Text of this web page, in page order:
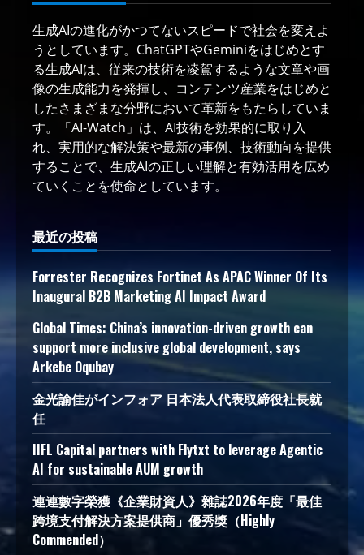
生成AIの進化がかつてないスピードで社会を変えよ
うとしています。ChatGPTやGeminiをはじめとす
る生成AIは、従来の技術を凌駕するような文章や画
像の生成能力を発揮し、コンテンツ産業をはじめと
したさまざまな分野において革新をもたらしていま
す。「AI-Watch」は、AI技術を効果的に取り入
れ、実用的な解決策や最新の事例、技術動向を提供
することで、生成AIの正しい理解と有効活用を広め
ていくことを使命としています。
最近の投稿
Forrester Recognizes Fortinet As APAC Winner Of Its
Inaugural B2B Marketing AI Impact Award
Global Times: China’s innovation-driven growth can
support more inclusive global development, says
Arkebe Oqubay
金光諭佳がインフォア 日本法人代表取締役社長就
任
IIFL Capital partners with Flytxt to leverage Agentic
AI for sustainable AUM growth
連連數字榮獲《企業財資人》雜誌2026年度「最佳
跨境支付解決方案提供商」優秀獎（Highly
Commended）